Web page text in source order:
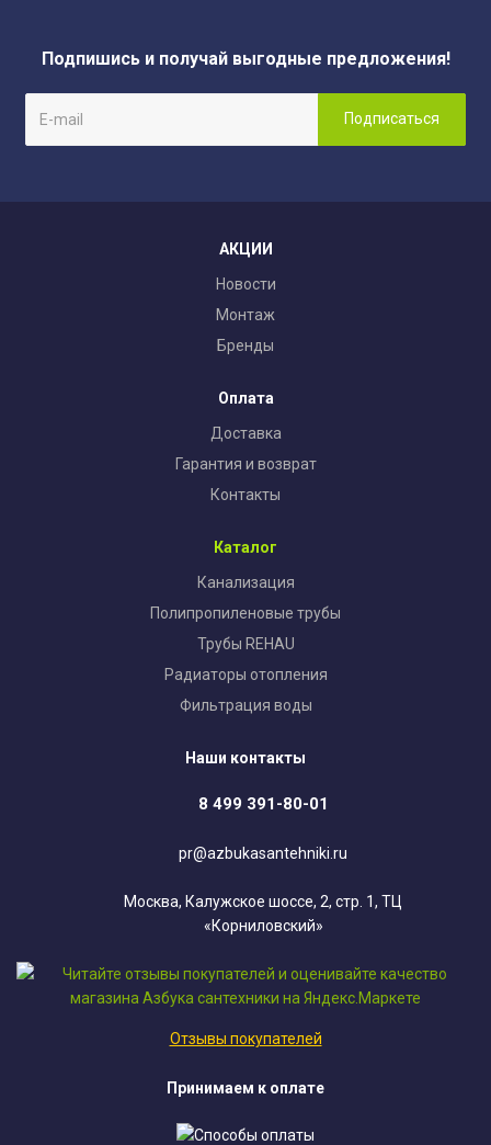
Подпишись и получай выгодные предложения!
АКЦИИ
Новости
Монтаж
Бренды
Оплата
Доставка
Гарантия и возврат
Контакты
Каталог
Канализация
Полипропиленовые трубы
Трубы REHAU
Радиаторы отопления
Фильтрация воды
Наши контакты
8 499 391-80-01
pr@azbukasantehniki.ru
Москва, Калужское шоссе, 2, стр. 1, ТЦ
«Корниловский»
Отзывы покупателей
Принимаем к оплате